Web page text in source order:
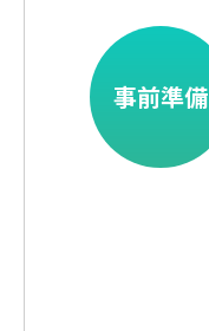
事前準備